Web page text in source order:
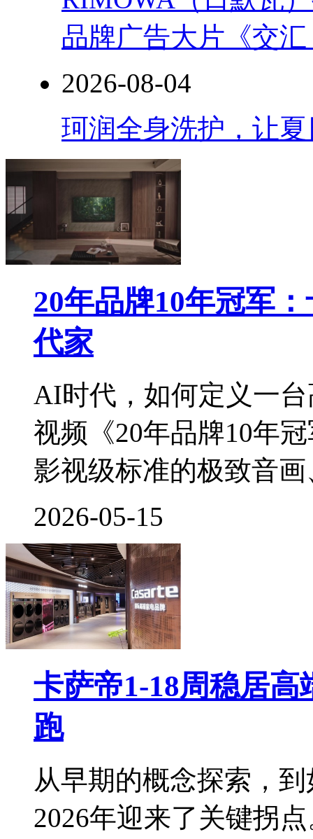
品牌广告大片《交
2026-08-04
珂润全身洗护，让
20年品牌10年冠军
代家
AI时代，如何定义一
视频《20年品牌10年
影视级标准的极致音画
2026-05-15
卡萨帝1-18周稳居
跑
从早期的概念探索，
2026年迎来了关键拐